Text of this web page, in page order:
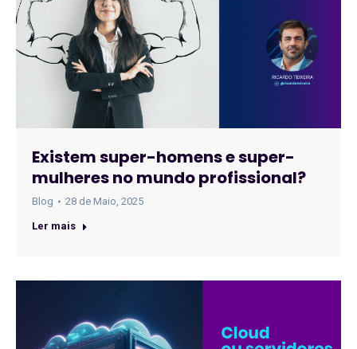
Existem super-homens e super-
mulheres no mundo profissional?
Blog 28 de Maio, 2025
Ler mais